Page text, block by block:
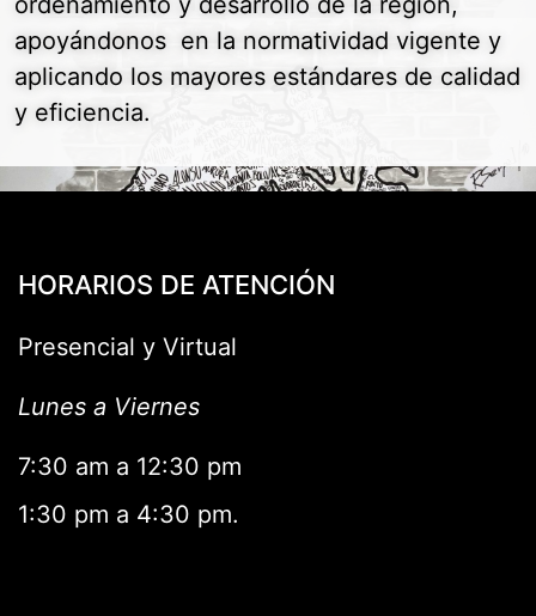
apoyándonos en la normatividad vigente y
aplicando los mayores estándares de calidad
y eficiencia.
HORARIOS DE ATENCIÓN
Presencial y Virtual
Lunes a Viernes
7:30 am a 12:30 pm
1:30 pm a 4:30 pm.